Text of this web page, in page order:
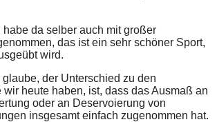
habe da selber auch mit großer
das ist ein sehr schöner Sport,
wird.
der Unterschied zu den
wir heute haben, ist, dass das Ausmaß an
oder an Deservoierung von
insgesamt einfach zugenommen hat.